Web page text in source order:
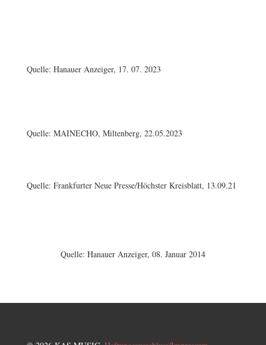
Quelle: Hanauer Anzeiger, 17. 07. 2023
Quelle: MAINECHO, Miltenberg, 22.05.2023
Quelle: Frankfurter Neue Presse/Höchster Kreisblatt, 13.09.21
Quelle: Hanauer Anzeiger, 08. Januar 2014